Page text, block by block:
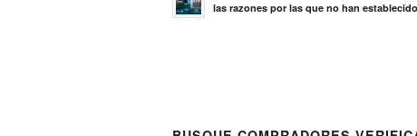
las razones por las que no han